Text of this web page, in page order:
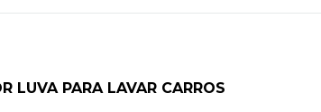
LUVA PARA LAVAR CARROS